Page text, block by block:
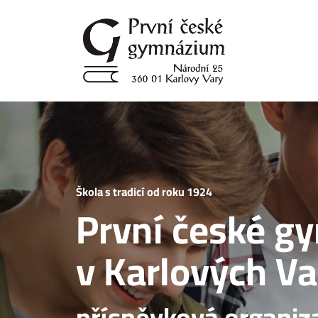
Škola s tradicí od roku 1924
První české
v Karlových